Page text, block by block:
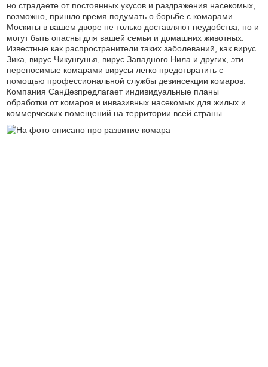
но страдаете от постоянных укусов и раздражения насекомых,
возможно, пришло время подумать о борьбе с комарами.
Москиты в вашем дворе не только доставляют неудобства, но и
могут быть опасны для вашей семьи и домашних животных.
Известные как распространители таких заболеваний, как вирус
Зика, вирус Чикунгунья, вирус Западного Нила и других, эти
переносимые комарами вирусы легко предотвратить с
помощью профессиональной службы дезинсекции комаров.
Компания СанДезпредлагает индивидуальные планы
обработки от комаров и инвазивных насекомых для жилых и
коммерческих помещений на территории всей страны.